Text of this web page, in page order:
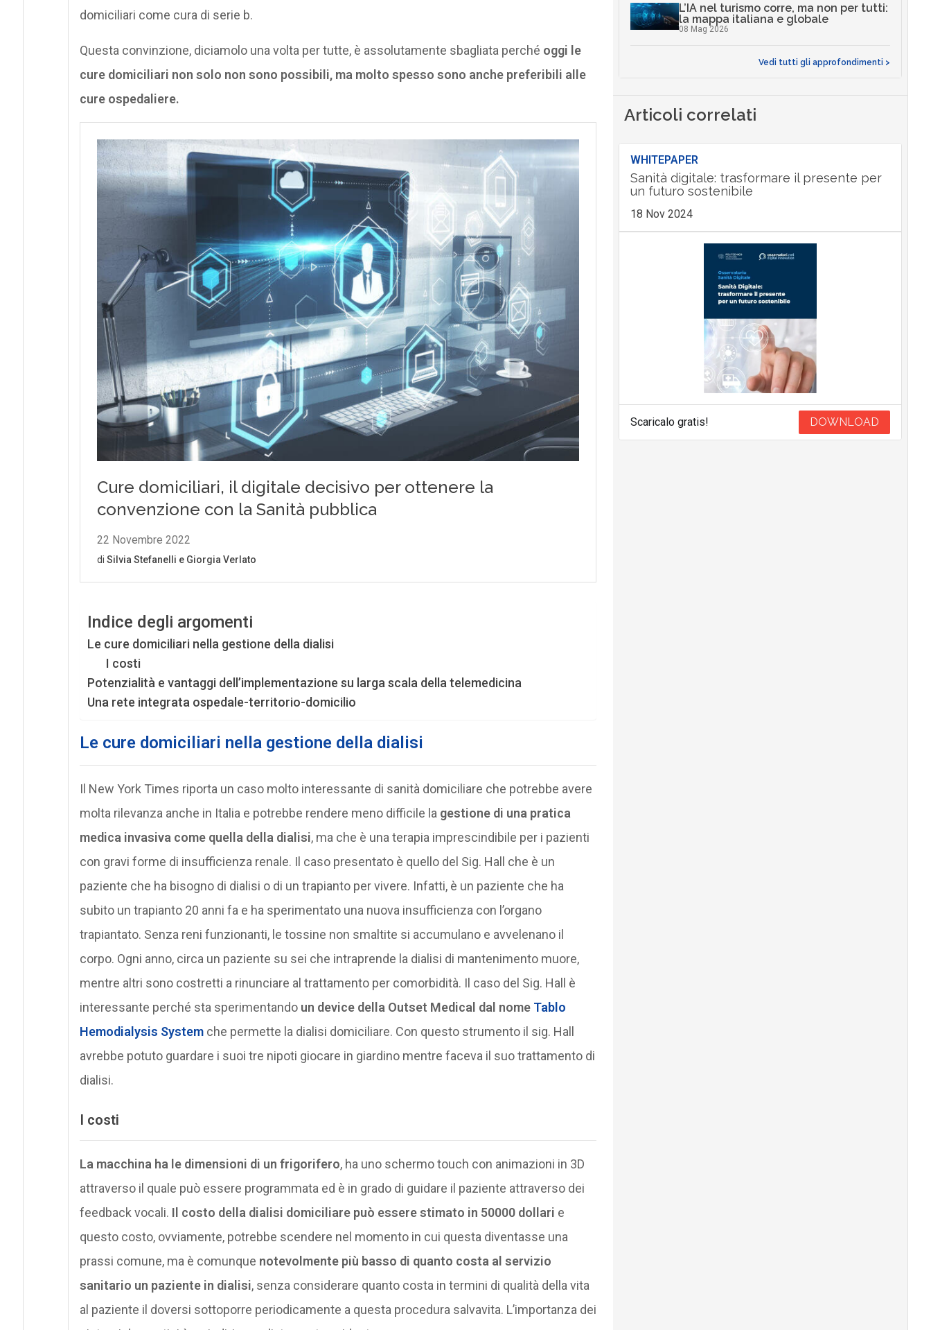
domiciliari come cura di serie b.
Questa convinzione, diciamolo una volta per tutte, è assolutamente sbagliata perché oggi le
cure domiciliari non solo non sono possibili, ma molto spesso sono anche preferibili alle
cure ospedaliere.
Indice degli argomenti
Le cure domiciliari nella gestione della dialisi
I costi
Potenzialità e vantaggi dell’implementazione su larga scala della telemedicina
Una rete integrata ospedale-territorio-domicilio
Le cure domiciliari nella gestione della dialisi
Il New York Times riporta un caso molto interessante di sanità domiciliare che potrebbe avere
molta rilevanza anche in Italia e potrebbe rendere meno difficile la gestione di una pratica
medica invasiva come quella della dialisi, ma che è una terapia imprescindibile per i pazienti
con gravi forme di insufficienza renale. Il caso presentato è quello del Sig. Hall che è un
paziente che ha bisogno di dialisi o di un trapianto per vivere. Infatti, è un paziente che ha
subito un trapianto 20 anni fa e ha sperimentato una nuova insufficienza con l’organo
trapiantato. Senza reni funzionanti, le tossine non smaltite si accumulano e avvelenano il
corpo. Ogni anno, circa un paziente su sei che intraprende la dialisi di mantenimento muore,
mentre altri sono costretti a rinunciare al trattamento per comorbidità. Il caso del Sig. Hall è
interessante perché sta sperimentando un device della Outset Medical dal nome Tablo
Hemodialysis Systemche permette la dialisi domiciliare. Con questo strumento il sig. Hall
avrebbe potuto guardare i suoi tre nipoti giocare in giardino mentre faceva il suo trattamento di
dialisi.
I costi
La macchina ha le dimensioni di un frigorifero, ha uno schermo touch con animazioni in 3D
attraverso il quale può essere programmata ed è in grado di guidare il paziente attraverso dei
feedback vocali. Il costo della dialisi domiciliare può essere stimato in 50000 dollari e
questo costo, ovviamente, potrebbe scendere nel momento in cui questa diventasse una
prassi comune, ma è comunque notevolmente più basso di quanto costa al servizio
sanitario un paziente in dialisi, senza considerare quanto costa in termini di qualità della vita
al paziente il doversi sottoporre periodicamente a questa procedura salvavita. L’importanza dei
L’IA nel turismo corre, ma non per tutti:
la mappa italiana e globale
08 Mag 2026
Vedi tutti gli approfondimenti >
Articoli correlati
WHITEPAPER
Sanità digitale: trasformare il presente per
un futuro sostenibile
18 Nov 2024
Scaricalo gratis! DOWNLOAD